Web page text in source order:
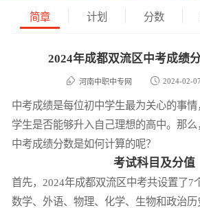
简章 计划 分数
2024年成都双流区中考成绩
河南中职中专网 2024-02-07
中考成绩是每位初中学生最为关心的事情
学生是否能够升入自己理想的高中。那么
中考成绩分数是如何计算的呢？
考试科目及分值
首先，2024年成都双流区中考共设置了7
数学、外语、物理、化学、生物和政治历